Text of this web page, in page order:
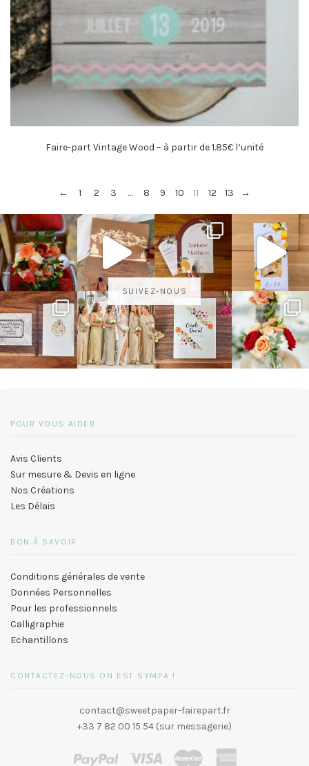
Faire-part Vintage Wood – à partir de 1.85€ l’unité
← 1 2 3 … 8 9 10 11 12 13 →
SUIVEZ-NOUS
POUR VOUS AIDER
Avis Clients
Sur mesure & Devis en ligne
Nos Créations
Les Délais
BON À SAVOIR
Conditions générales de vente
Données Personnelles
Pour les professionnels
Calligraphie
Echantillons
CONTACTEZ-NOUS ON EST SYMPA !
contact@sweetpaper-fairepart.fr
+33 7 82 00 15 54 (sur messagerie)